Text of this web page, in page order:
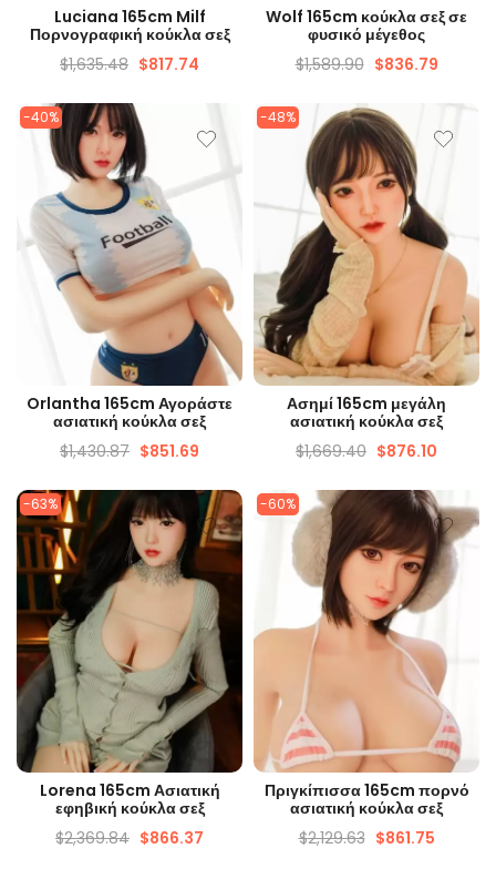
ΓΡΉΓΟΡΗ ΜΑΤΙΆ
Luciana 165cm Milf
Πορνογραφική κούκλα σεξ
$1,635.48 $817.74
ΓΡΉΓΟΡΗ ΜΑΤΙΆ
Wolf 165cm κούκλα σεξ σε
φυσικό μέγεθος
$1,589.90 $836.79
-40%
ΓΡΉΓΟΡΗ ΜΑΤΙΆ
Orlantha 165cm Αγοράστε
ασιατική κούκλα σεξ
$1,430.87 $851.69
-48%
ΓΡΉΓΟΡΗ ΜΑΤΙΆ
Ασημί 165cm μεγάλη
ασιατική κούκλα σεξ
$1,669.40 $876.10
-63%
ΓΡΉΓΟΡΗ ΜΑΤΙΆ
Lorena 165cm Ασιατική
εφηβική κούκλα σεξ
$2,369.84 $866.37
-60%
ΓΡΉΓΟΡΗ ΜΑΤΙΆ
Πριγκίπισσα 165cm πορνό
ασιατική κούκλα σεξ
$2,129.63 $861.75